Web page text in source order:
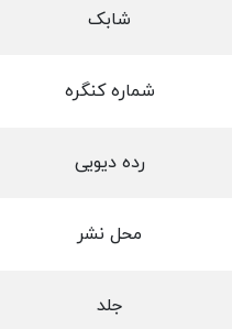
شابک
شماره کنگره
رده دیویی
محل نشر
جلد